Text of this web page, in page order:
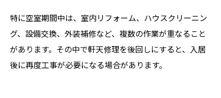
特に空室期間中は、室内リフォーム、ハウスクリーニン
グ、設備交換、外装補修など、複数の作業が重なること
があります。その中で軒天修理を後回しにすると、入居
後に再度工事が必要になる場合があります。